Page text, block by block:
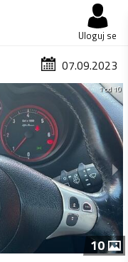
Uloguj se
07.09.2023
1 od 10
10